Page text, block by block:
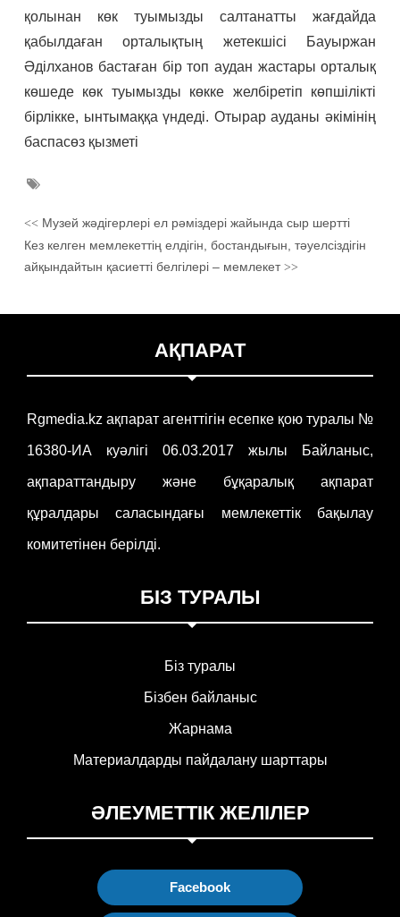
қолынан көк туымызды салтанатты жағдайда
қабылдаған орталықтың жетекшісі Бауыржан
Әділханов бастаған бір топ аудан жастары орталық
көшеде көк туымызды көкке желбіретіп көпшілікті
бірлікке, ынтымаққа үндеді. Отырар ауданы әкімінің
баспасөз қызметі
<<Музей жәдігерлері ел рәміздері жайында сыр шертті
Кез келген мемлекеттің елдігін, бостандығын, тәуелсіздігін
айқындайтын қасиетті белгілері – мемлекет >>
АҚПАРАТ
Rgmedia.kz ақпарат агенттігін есепке қою туралы №
16380-ИА куәлігі 06.03.2017 жылы Байланыс,
ақпараттандыру және бұқаралық ақпарат
құралдары саласындағы мемлекеттік бақылау
комитетінен берілді.
БІЗ ТУРАЛЫ
Біз туралы
Бізбен байланыс
Жарнама
Материалдарды пайдалану шарттары
ӘЛЕУМЕТТІК ЖЕЛІЛЕР
Facebook